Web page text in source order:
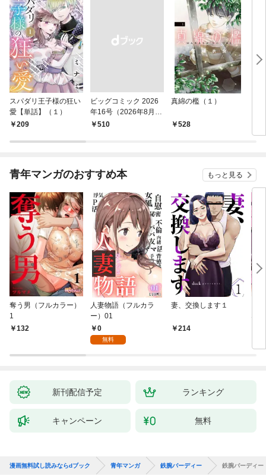
スパダリ王子様の狂い
愛【単話】（１）
209
ビッグコミック 2026
年16号（2026年8月7
日発売）
￥510
真綿の檻（１）
528
青年マンガのおすすめ本 もっと見る
奪う男（フルカラー）
1
132
人妻物語（フルカラ
ー）01
0
無料
妻、交換します１
214
な
新刊配信予定 ランキング
キャンペーン 無料
漫画無料試し読みならdブック 青年マンガ 鉄腕バーディー 鉄腕バーディー